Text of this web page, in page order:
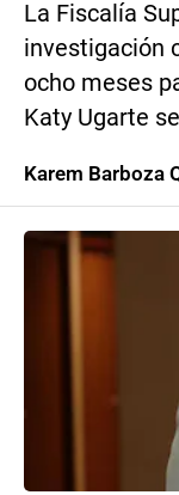
La Fiscalía
investigación
ocho meses
Katy Ugarte
Karem Barboza